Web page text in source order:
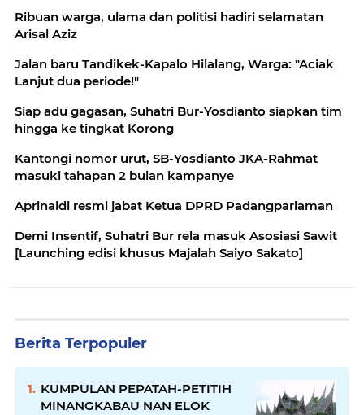
Ribuan warga, ulama dan politisi hadiri selamatan
Arisal Aziz
Jalan baru Tandikek-Kapalo Hilalang, Warga: "Aciak
Lanjut dua periode!"
Siap adu gagasan, Suhatri Bur-Yosdianto siapkan tim
hingga ke tingkat Korong
Kantongi nomor urut, SB-Yosdianto JKA-Rahmat
masuki tahapan 2 bulan kampanye
Aprinaldi resmi jabat Ketua DPRD Padangpariaman
Demi Insentif, Suhatri Bur rela masuk Asosiasi Sawit
[Launching edisi khusus Majalah Saiyo Sakato]
Berita Terpopuler
KUMPULAN PEPATAH-PETITIH
MINANGKABAU NAN ELOK